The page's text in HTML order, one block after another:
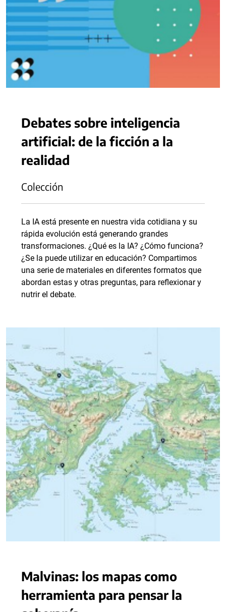
Debates sobre inteligencia
artificial: de la ficción a la
realidad
Colección
La IA está presente en nuestra vida cotidiana y su
rápida evolución está generando grandes
transformaciones. ¿Qué es la IA? ¿Cómo funciona?
¿Se la puede utilizar en educación? Compartimos
una serie de materiales en diferentes formatos que
abordan estas y otras preguntas, para reflexionar y
nutrir el debate.
Malvinas: los mapas como
herramienta para pensar la